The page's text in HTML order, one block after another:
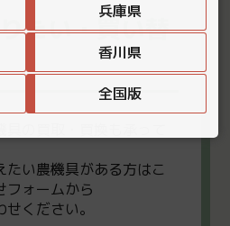
たい・買い替
たい農機具がある方はこ
フォームから
ください。
兵庫県
香川県
全国版